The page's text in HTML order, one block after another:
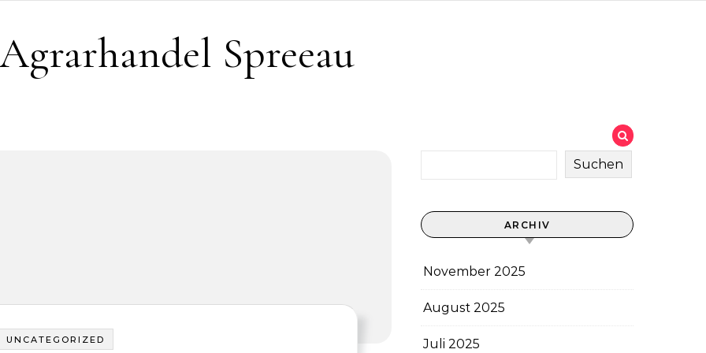
Spreeau
UNCATEGORIZED
Suchen
ARCHIV
November 2025
August 2025
Juli 2025